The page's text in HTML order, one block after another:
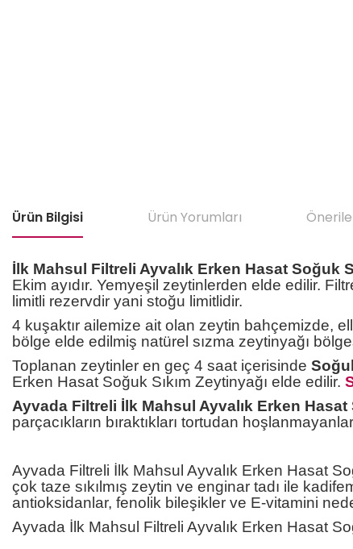
Ürün Bilgisi Ürün Yorumları
İlk Mahsul Filtreli Ayvalık Erken Hasat Soğuk
Ekim ayıdır. Yemyeşil zeytinlerden elde edilir.
limitli rezervdir yani stoğu limitlidir.
4 kuşaktır ailemize ait olan zeytin bahçemizde,
bölge elde edilmiş natürel sızma zeytinyağı
Toplanan zeytinler en geç 4 saat içerisinde
Erken Hasat Soğuk Sıkım Zeytinyağı elde edilir.
Ayvada Filtreli İlk Mahsul Ayvalık Erken Hasat
parçacıkların bıraktıkları tortudan
Ayvada Filtreli İlk Mahsul Ayvalık Erken Hasat
çok taze sıkılmış zeytin ve enginar tadı ile
antioksidanlar, fenolik bileşikler ve E-vitamini
Ayvada İlk Mahsul Filtreli Ayvalık Erken Hasat